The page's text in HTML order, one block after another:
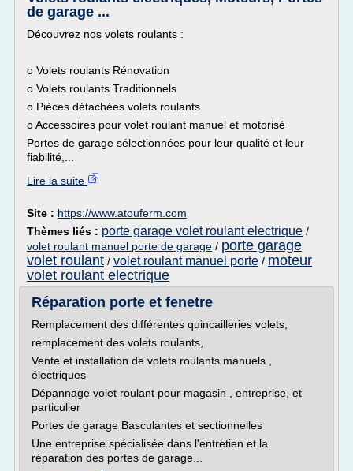
de garage ...
Découvrez nos volets roulants :
o Volets roulants Rénovation
o Volets roulants Traditionnels
o Pièces détachées volets roulants
o Accessoires pour volet roulant manuel et motorisé
Portes de garage sélectionnées pour leur qualité et leur
fiabilité,...
Lire la suite
Site : https://www.atouferm.com
Thèmes liés : porte garage volet roulant electrique /
volet roulant manuel porte de garage / porte garage
volet roulant / volet roulant manuel porte / moteur
volet roulant electrique
Réparation porte et fenetre
Remplacement des différentes quincailleries volets,
remplacement des volets roulants,
Vente et installation de volets roulants manuels ,
électriques
Dépannage volet roulant pour magasin , entreprise, et
particulier
Portes de garage Basculantes et sectionnelles
Une entreprise spécialisée dans l'entretien et la
réparation des portes de garage...